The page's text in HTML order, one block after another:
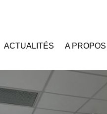
ACTUALITÉS A PROPOS